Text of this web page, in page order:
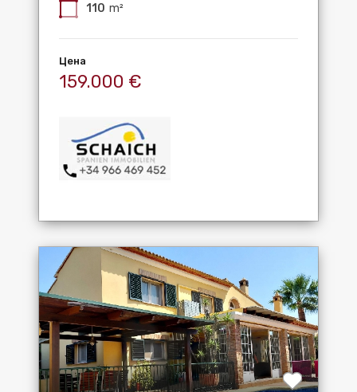
110 m²
Цена
159.000 €